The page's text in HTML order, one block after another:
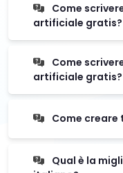
Come
artificiale gratis?
Come
artificiale gratis?
Come
Qual è la